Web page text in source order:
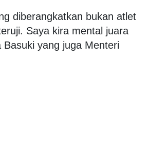
diberangkatkan bukan atlet
Saya kira mental juara
yang juga Menteri